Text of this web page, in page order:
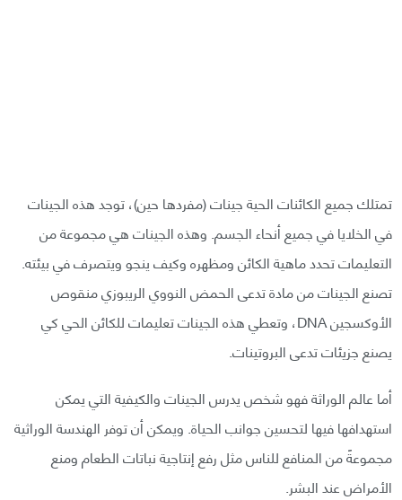
تمتلك جميع الكائنات الحية جينات (مفردها حين)، توجد هذه الجينات
في الخلايا في جميع أنحاء الجسم. وهذه الجينات هي مجموعة من
التعليمات تحدد ماهية الكائن ومظهره وكيف ينجو ويتصرف في بيئته.
تصنع الجينات من مادة تدعى الحمض النووي الريبوزي منقوص
الأوكسجين DNA، وتعطي هذه الجينات تعليمات للكائن الحي كي
يصنع جزيئات تدعى البروتينات.
أما عالم الوراثة فهو شخص يدرس الجينات والكيفية التي يمكن
استهدافها فيها لتحسين جوانب الحياة. ويمكن أن توفر الهندسة الوراثية
مجموعةً من المنافع للناس مثل رفع إنتاجية نباتات الطعام ومنع
الأمراض عند البشر.